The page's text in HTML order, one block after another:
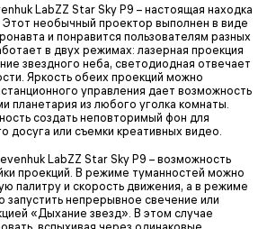
LabZZ Star Sky P9 – настоящая находка
Этот необычный проектор выполнен в виде
и понравится пользователям разных
в двух режимах: лазерная проекция
звездного неба, светодиодная отвечает
Яркость обеих проекций можно
управления дает возможность
планетария из любого уголка комнаты.
создать неповторимый фон для
досуга или съемки креативных видео.
LabZZ Star Sky P9 – возможность
проекций. В режиме туманностей можно
палитру и скорость движения, а в режиме
запустить непрерывное свечение или
«Дыхание звезд». В этом случае
вспыхивая через одинаковые